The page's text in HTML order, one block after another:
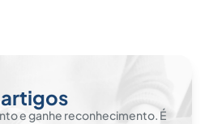
e ganhe reconhecimento. É